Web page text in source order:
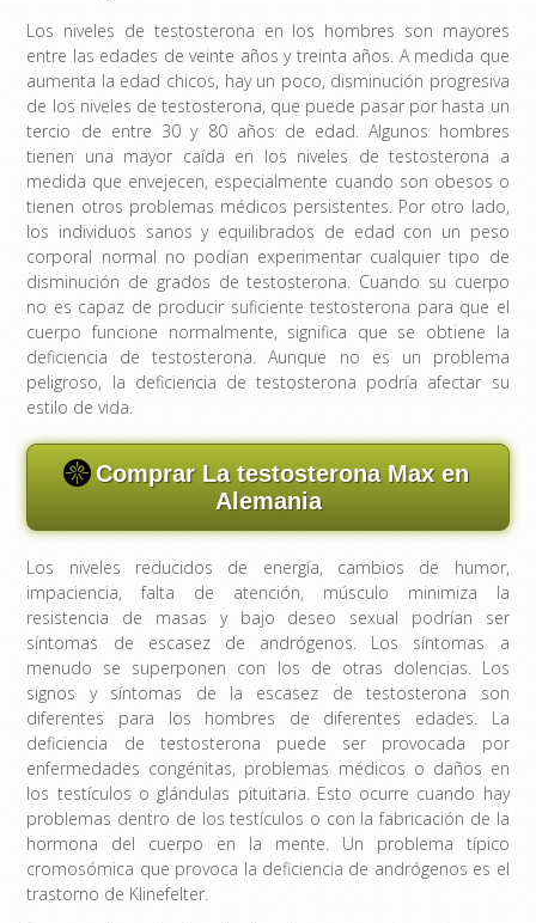
Los niveles de testosterona en los hombres son mayores
entre las edades de veinte años y treinta años. A medida que
aumenta la edad chicos, hay un poco, disminución progresiva
de los niveles de testosterona, que puede pasar por hasta un
tercio de entre 30 y 80 años de edad. Algunos hombres
tienen una mayor caída en los niveles de testosterona a
medida que envejecen, especialmente cuando son obesos o
tienen otros problemas médicos persistentes. Por otro lado,
los individuos sanos y equilibrados de edad con un peso
corporal normal no podían experimentar cualquier tipo de
disminución de grados de testosterona. Cuando su cuerpo
no es capaz de producir suficiente testosterona para que el
cuerpo funcione normalmente, significa que se obtiene la
deficiencia de testosterona. Aunque no es un problema
peligroso, la deficiencia de testosterona podría afectar su
estilo de vida.
Comprar La testosterona Max en
Alemania
Los niveles reducidos de energía, cambios de humor,
impaciencia, falta de atención, músculo minimiza la
resistencia de masas y bajo deseo sexual podrían ser
síntomas de escasez de andrógenos. Los síntomas a
menudo se superponen con los de otras dolencias. Los
signos y síntomas de la escasez de testosterona son
diferentes para los hombres de diferentes edades. La
deficiencia de testosterona puede ser provocada por
enfermedades congénitas, problemas médicos o daños en
los testículos o glándulas pituitaria. Esto ocurre cuando hay
problemas dentro de los testículos o con la fabricación de la
hormona del cuerpo en la mente. Un problema típico
cromosómica que provoca la deficiencia de andrógenos es el
trastorno de Klinefelter.